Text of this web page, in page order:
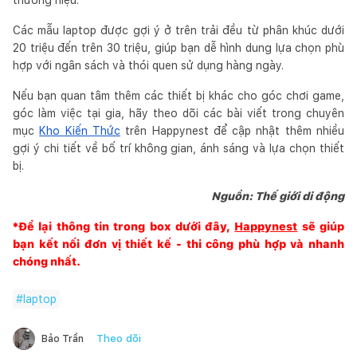
Các mẫu laptop được gợi ý ở trên trải đều từ phân khúc dưới
20 triệu đến trên 30 triệu, giúp bạn dễ hình dung lựa chọn phù
hợp với ngân sách và thói quen sử dụng hàng ngày.
Nếu bạn quan tâm thêm các thiết bị khác cho góc chơi game,
góc làm việc tại gia, hãy theo dõi các bài viết trong chuyên
mục Kho Kiến Thức trên Happynest để cập nhật thêm nhiều
gợi ý chi tiết về bố trí không gian, ánh sáng và lựa chọn thiết
bị.
Nguồn: Thế giới di động
*Để lại thông tin trong box dưới đây, Happynest sẽ giúp
bạn kết nối đơn vị thiết kế - thi công phù hợp và nhanh
chóng nhất.
#laptop
Bảo Trần Theo dõi